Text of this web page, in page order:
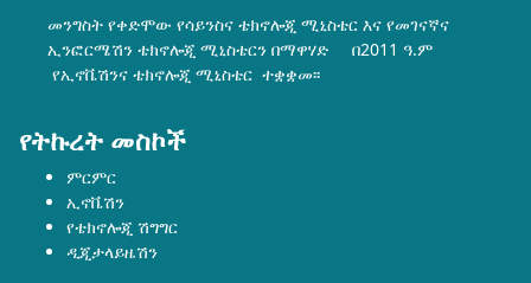
መንግስት የቀድሞው የሳይንስና ቴክኖሎጂ ሚኒስቴር እና የመገናኛና
ኢንፎርሜሽን ቴክኖሎጂ ሚኒስቴርን በማዋሃድ በ2011 ዓ.ም
የኢኖቬሽንና ቴክኖሎጂ ሚኒስቴር ተቋቋመ፡፡
የትኩረት መስኮች
ምርምር
ኢኖቬሽን
የቴክኖሎጂ ሽግግር
ዲጂታላይዜሽን